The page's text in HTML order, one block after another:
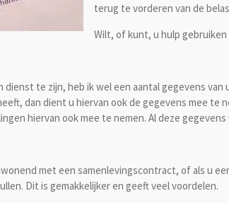
terug te vorderen van de
Wilt, of kunt, u hulp
dienst te zijn, heb ik wel een aantal gegevens
dan dient u hiervan ook de gegevens mee
hiervan ook mee te nemen. Al deze
met een samenlevingscontract, of als u
Dit is gemakkelijker en geeft veel voordelen.